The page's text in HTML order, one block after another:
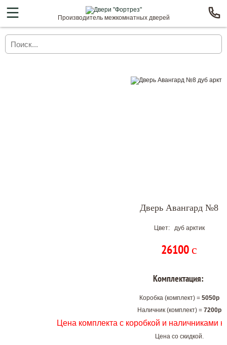
Производитель межкомнатных дверей
Дверь Авангард №8
Цвет: дуб арктик
26100 c
Комплектация:
Коробка (комплект) = 5050р
Наличник (комплект) = 7200р
Цена комплекта с коробкой и наличниками
Цена со скидкой.